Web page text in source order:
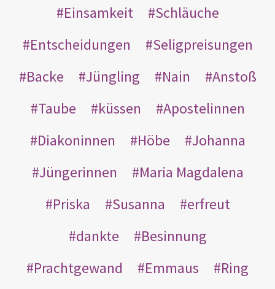
Einsamkeit
Schläuche
Entscheidungen
Seligpreisungen
Backe
Jüngling Nain
Anstoß
Taube
küssen
Apostelinnen
Diakoninnen
Höbe
Johanna
Jüngerinnen
Maria Magdalena
Priska
Susanna
erfreut
dankte
Besinnung
Prachtgewand
Emmaus
Ring